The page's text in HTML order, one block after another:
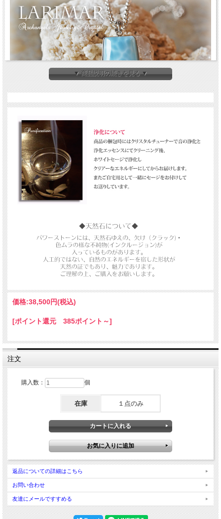
ラリマーは優しい天空色をしており
ラリマーの持つ優しい輝きをお楽しみくださいませ。
ラリマー・アイテム
▼ 商品説明の続きを見る ▼
価格:38,500円(税込)
[ポイント還元 385ポイント～]
注文
購入数： 個
在庫 １点のみ
返品についての詳細はこちら
お問い合わせ
友達にメールですすめる